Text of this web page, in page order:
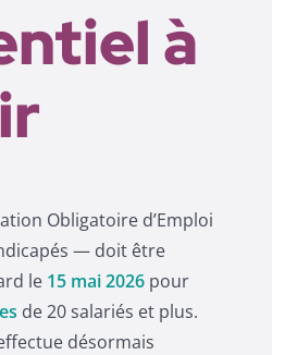
à
Obligatoire d’Emploi
— doit être
le 15 mai 2026 pour
de 20 salariés et plus.
désormais